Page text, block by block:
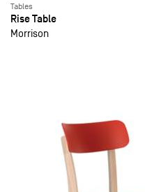
Tables
Rise Table
Morrison